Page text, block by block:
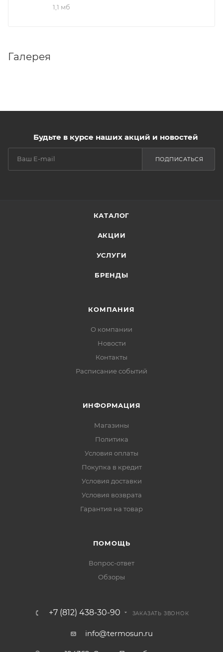
1,1 мб
Галерея
Будьте в курсе наших акций и новостей
ПОДПИСАТЬСЯ
КАТАЛОГ
АКЦИИ
УСЛУГИ
БРЕНДЫ
КОМПАНИЯ
О компании
Новости
Контакты
Расписание событий
ИНФОРМАЦИЯ
Магазины
Политика
Условия оплаты
Покупка в кредит
Условия доставки
Условия возврата
Гарантия на товар
ПОМОЩЬ
Вопрос-ответ
Обзоры
+7 (812) 438-30-90 ЗАКАЗАТЬ ЗВОНОК
info@termosun.ru